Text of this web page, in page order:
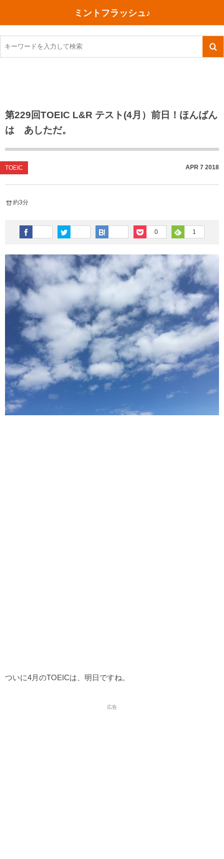
ミントフラッシュ♪
第229回TOEIC L&R テスト(4月）前日！ほんばん
は あしただ。
TOEIC APR 7 2018
約3分
0 1
ついに4月のTOEICは、明日ですね。
広告
TOEIC感想・結果
TOEIC800点への道
TOEIC（作戦・ノウハウなど）
TOEIC700点への道
英単語
その他英語関連
今日買った本
ご朱印帳めぐり
川越（埼玉県）
沖縄
神戸
行ってきたあれこれ
旅行関連あれこれ
ファスティング
コスメ
ダイエット
健康あれこれ
美容あれこれ
食べ物
今日の一枚
月、星、宇宙